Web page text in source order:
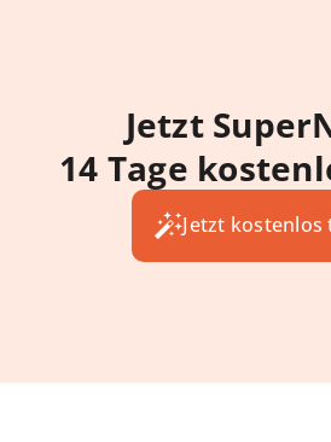
Jetzt
14 Tage
Jetzt kostenlos